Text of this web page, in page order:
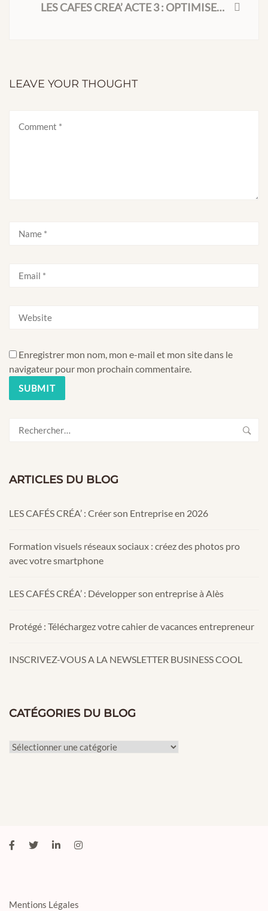
LES CAFES CREA’ ACTE 3 : OPTIMISER SA STRATÉGIE COMMERCIALE
LEAVE YOUR THOUGHT
Enregistrer mon nom, mon e-mail et mon site dans le
navigateur pour mon prochain commentaire.
Rechercher :
ARTICLES DU BLOG
LES CAFÉS CRÉA’ : Créer son Entreprise en 2026
Formation visuels réseaux sociaux : créez des photos pro
avec votre smartphone
LES CAFÉS CRÉA’ : Développer son entreprise à Alès
Protégé : Téléchargez votre cahier de vacances entrepreneur
INSCRIVEZ-VOUS A LA NEWSLETTER BUSINESS COOL
CATÉGORIES DU BLOG
Catégories
Mentions Légales